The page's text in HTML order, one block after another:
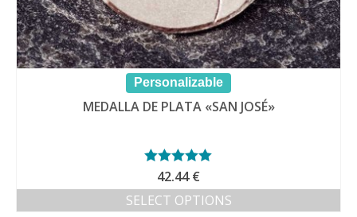
Personalizable
MEDALLA DE PLATA «SAN JOSÉ»
Valorado con
5.00de 5
42.44€
SELECT OPTIONS